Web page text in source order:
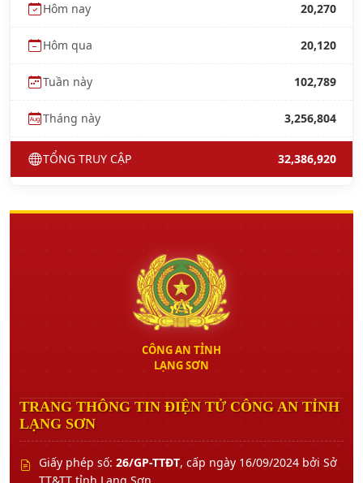
Hôm nay 20,270
Hôm qua 20,120
Tuần này 102,789
Tháng này 3,256,804
TỔNG TRUY CẬP 32,386,920
CÔNG AN TỈNH
LẠNG SƠN
TRANG THÔNG TIN ĐIỆN TỬ CÔNG AN TỈNH
LẠNG SƠN
Giấy phép số: 26/GP-TTĐT, cấp ngày 16/09/2024 bởi Sở